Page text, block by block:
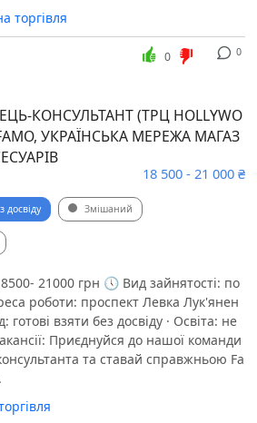
торгівля
0
0
КОНСУЛЬТАНТ (ТРЦ HOLLYWO
УКРАЇНСЬКА МЕРЕЖА МАГАЗ
18 500 - 21 000 ₴
досвіду Змішаний
21000 грн 🕔 Вид зайнятості: по
роботи: проспект Левка Лук'янен
готові взяти без досвіду · Освіта: не
Приєднуйся до нашої команди
та ставай справжньою Fa